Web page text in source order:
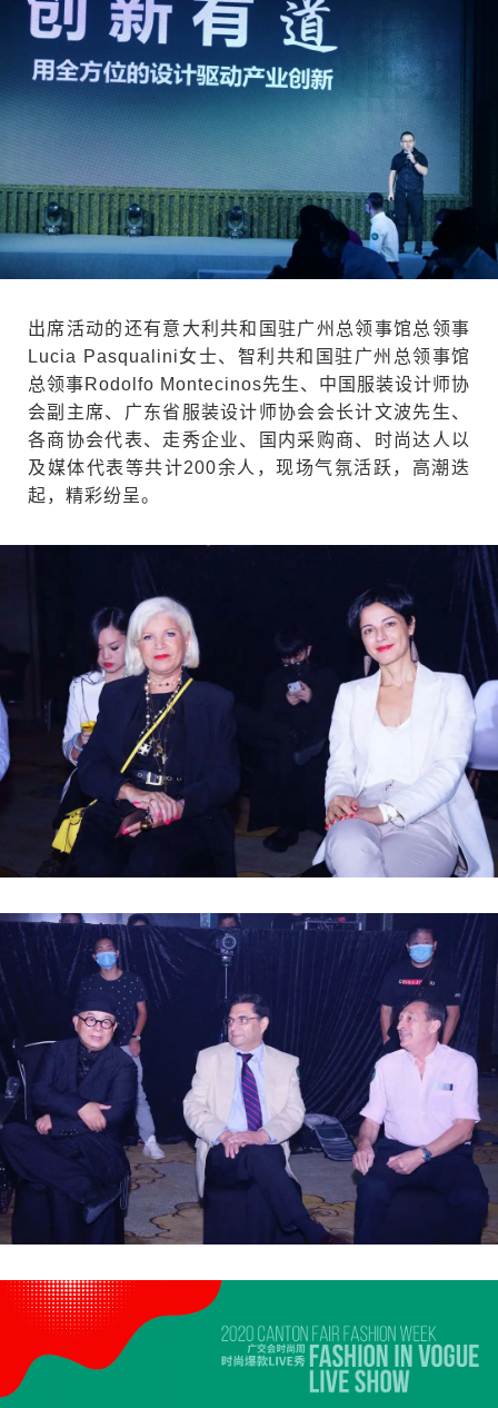
出席活动的还有意大利共和国驻广州总领事馆总领事
Lucia Pasqualini女士、智利共和国驻广州总领事馆
总领事Rodolfo Montecinos先生、中国服装设计师协
会副主席、广东省服装设计师协会会长计文波先生、
各商协会代表、走秀企业、国内采购商、时尚达人以
及媒体代表等共计200余人，现场气氛活跃，高潮迭
起，精彩纷呈。